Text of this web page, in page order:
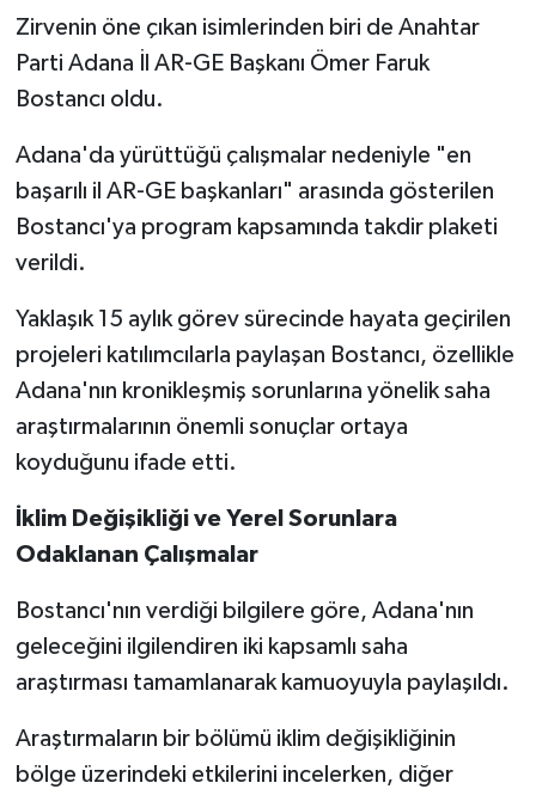
Zirvenin öne çıkan isimlerinden biri de Anahtar
Parti Adana İl AR-GE Başkanı Ömer Faruk
Bostancı oldu.
Adana'da yürüttüğü çalışmalar nedeniyle "en
başarılı il AR-GE başkanları" arasında gösterilen
Bostancı'ya program kapsamında takdir plaketi
verildi.
Yaklaşık 15 aylık görev sürecinde hayata geçirilen
projeleri katılımcılarla paylaşan Bostancı, özellikle
Adana'nın kronikleşmiş sorunlarına yönelik saha
araştırmalarının önemli sonuçlar ortaya
koyduğunu ifade etti.
İklim Değişikliği ve Yerel Sorunlara
Odaklanan Çalışmalar
Bostancı'nın verdiği bilgilere göre, Adana'nın
geleceğini ilgilendiren iki kapsamlı saha
araştırması tamamlanarak kamuoyuyla paylaşıldı.
Araştırmaların bir bölümü iklim değişikliğinin
bölge üzerindeki etkilerini incelerken, diğer